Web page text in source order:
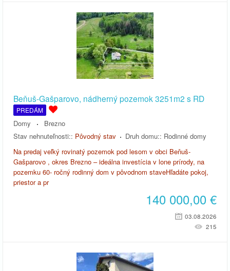
Beňuš-Gašparovo, nádherný pozemok 3251m2 s RD
PREDÁM
Domy
Brezno
Stav nehnuteľnosti:: Pôvodný stav Druh domu:: Rodinné domy
Na predaj veľký rovinatý pozemok pod lesom v obci Beňuš-
Gašparovo , okres Brezno – ideálna investícia v lone prírody, na
pozemku 60- ročný rodinný dom v pôvodnom staveHľadáte pokoj,
priestor a pr
140 000,00 €
03.08.2026
215